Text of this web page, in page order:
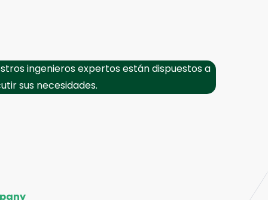
ingenieros expertos están dispuestos a
sus necesidades.